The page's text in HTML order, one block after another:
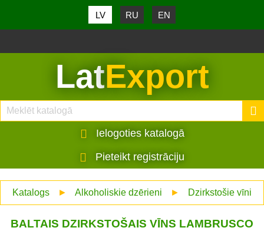
LV RU EN
LatExport
Ielogoties katalogā
Pieteikt registrāciju
Katalogs ► Alkoholiskie dzērieni ► Dzirkstošie vīni
BALTAIS DZIRKSTOŠAIS VĪNS LAMBRUSCO